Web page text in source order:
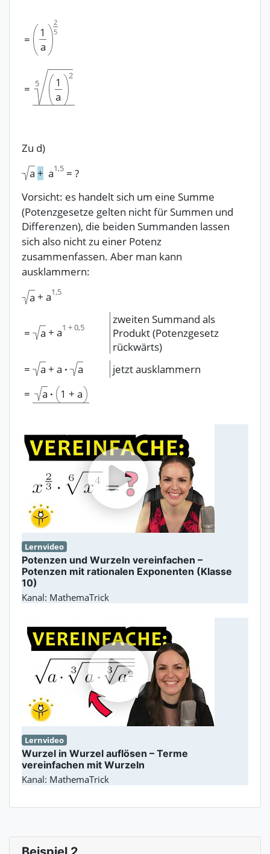
=
1
a
2
5
= 5
1
a
2
Zu d)
a + a1,5 = ?
Vorsicht: es handelt sich um eine Summe
(Potenzgesetze gelten nicht für Summen und
Differenzen), die beiden Summanden lassen
sich also nicht zu einer Potenz
zusammenfassen. Aber man kann
ausklammern:
a + a1,5
= a + a1 +0,5
zweiten Summand als
Produkt (Potenzgesetz
rückwärts)
=
a + a · a
jetzt ausklammern
=
a · 1 + a
Lernvideo
Potenzen und Wurzeln vereinfachen –
Potenzen mit rationalen Exponenten (Klasse
10)
Kanal: MathemaTrick
Lernvideo
Wurzel in Wurzel auflösen – Terme
vereinfachen mit Wurzeln
Kanal: MathemaTrick